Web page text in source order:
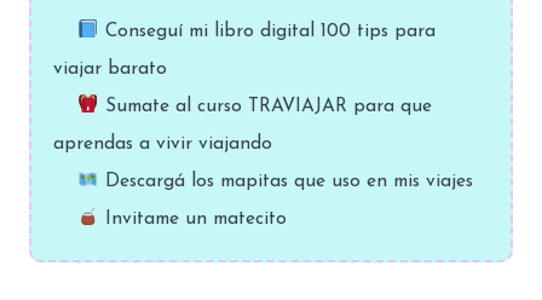
Conseguí mi libro digital 100 tips para
viajar barato
Sumate al curso TRAVIAJAR para que
aprendas a vivir viajando
Descargá los mapitas que uso en mis viajes
Invitame un matecito